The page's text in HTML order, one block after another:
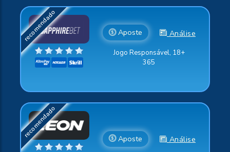
Aposte Análise
Jogo Responsável, 18+
365
Aposte Análise